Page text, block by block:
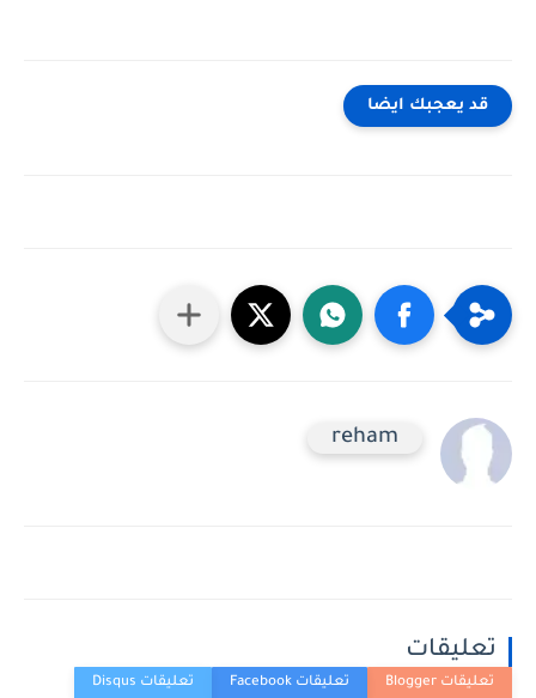
قد يعجبك ايضا
reham
تعليقات